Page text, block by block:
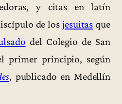
y citas en latín
de losjesuitas que
del Colegio de San
primer principio, según
, publicado en Medellín